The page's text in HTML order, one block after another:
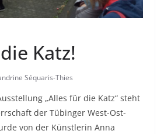
Katz!
Séquaris-Thies
„Alles für die Katz“ steht
der Tübinger West-Ost-
von der Künstlerin Anna